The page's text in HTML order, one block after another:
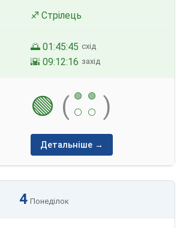
♐ Стрілець
🌅 01:45:45 схід
🌇 09:12:16 захід
🟢 ( 🟢
🟢
⚪
⚪ )
Детальніше →
4 Понеділок